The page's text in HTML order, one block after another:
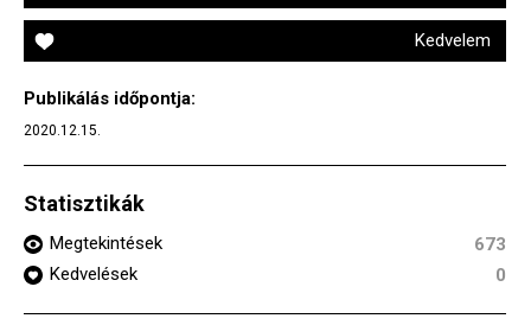
Kedvelem
Publikálás időpontja:
2020.12.15.
Statisztikák
Megtekintések
673
Kedvelések
0